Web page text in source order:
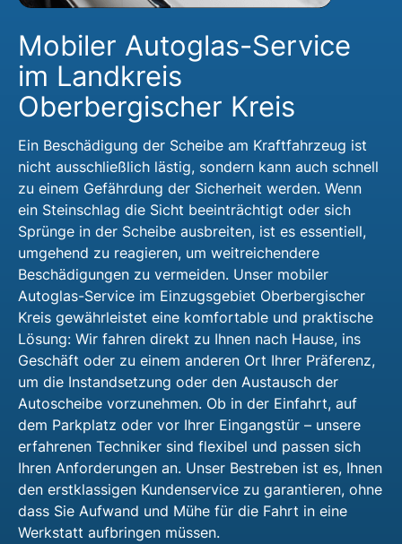
Mobiler Autoglas-Service
im Landkreis
Oberbergischer Kreis
Ein Beschädigung der Scheibe am Kraftfahrzeug ist
nicht ausschließlich lästig, sondern kann auch schnell
zu einem Gefährdung der Sicherheit werden. Wenn
ein Steinschlag die Sicht beeinträchtigt oder sich
Sprünge in der Scheibe ausbreiten, ist es essentiell,
umgehend zu reagieren, um weitreichendere
Beschädigungen zu vermeiden. Unser mobiler
Autoglas-Service im Einzugsgebiet Oberbergischer
Kreis gewährleistet eine komfortable und praktische
Lösung: Wir fahren direkt zu Ihnen nach Hause, ins
Geschäft oder zu einem anderen Ort Ihrer Präferenz,
um die Instandsetzung oder den Austausch der
Autoscheibe vorzunehmen. Ob in der Einfahrt, auf
dem Parkplatz oder vor Ihrer Eingangstür – unsere
erfahrenen Techniker sind flexibel und passen sich
Ihren Anforderungen an. Unser Bestreben ist es, Ihnen
den erstklassigen Kundenservice zu garantieren, ohne
dass Sie Aufwand und Mühe für die Fahrt in eine
Werkstatt aufbringen müssen.